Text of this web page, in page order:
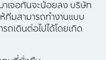
าเจอกันจะน้อยลง บริษัท
ทีมสามารถทำงานแบบ
ถเดินต่อไปได้โดยเกิด